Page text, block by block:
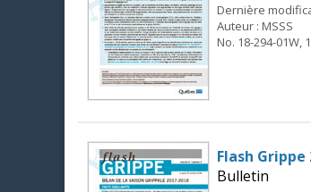
Dernière
Auteur : MSSS
No. 18-294-01W,
Flash Grippe
Bulletin